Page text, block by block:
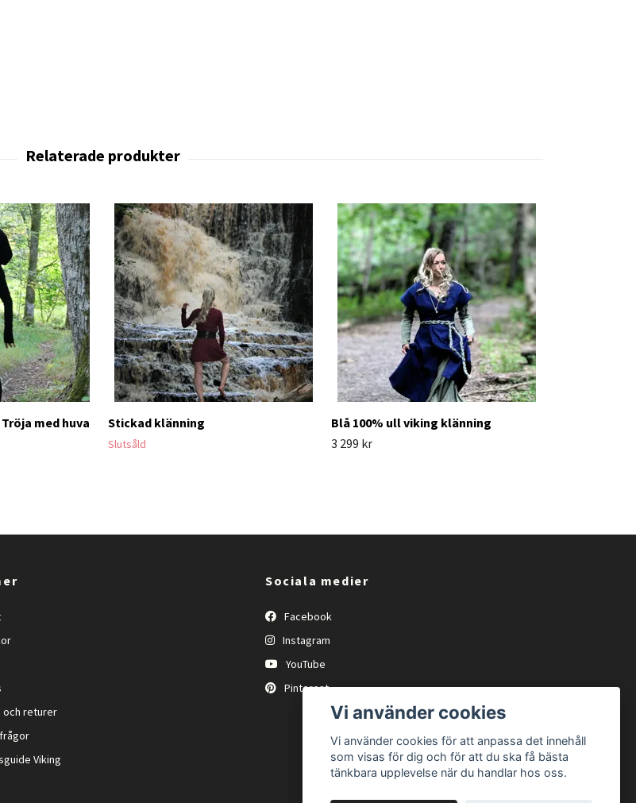
med huva Stickad klänning
Slutsåld
Blå 100% ull viking klänning
3 299 kr
och returer
Viking
Sociala medier
Facebook
Instagram
YouTube
Pinterest
Vi använder cookies
Vi använder cookies för att anpassa det innehåll
som visas för dig och för att du ska få bästa
tänkbara upplevelse när du handlar hos oss.